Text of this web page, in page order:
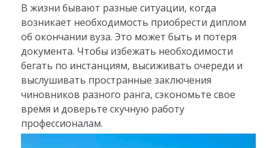
В жизни бывают разные ситуации, когда
возникает необходимость приобрести диплом
об окончании вуза. Это может быть и потеря
документа. Чтобы избежать необходимости
бегать по инстанциям, высиживать очереди и
выслушивать пространные заключения
чиновников разного ранга, сэкономьте свое
время и доверьте скучную работу
профессионалам.